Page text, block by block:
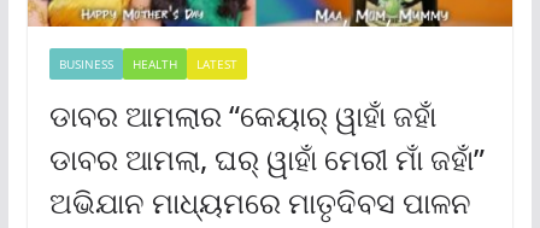
BUSINESS HEALTH LATEST
ଡାବର ଆମଲାର “କେୟାର୍ ୱାହାଁ ଜହାଁ
ଡାବର ଆମଲା, ଘର୍ ୱାହାଁ ମେରୀ ମାଁ ଜହାଁ”
ଅଭିଯାନ ମାଧ୍ୟମରେ ମାତୃଦିବସ ପାଳନ